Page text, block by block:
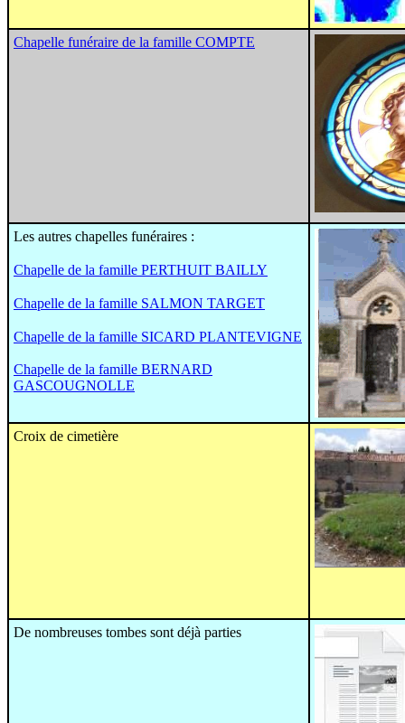
Chapelle funéraire de la famille COMPTE
Les autres chapelles funéraires :
Chapelle de la famille PERTHUIT BAILLY
Chapelle de la famille SALMON TARGET
Chapelle de la famille SICARD PLANTEVIGNE
Chapelle de la famille BERNARD
GASCOUGNOLLE
Croix de cimetière
De nombreuses tombes sont déjà parties